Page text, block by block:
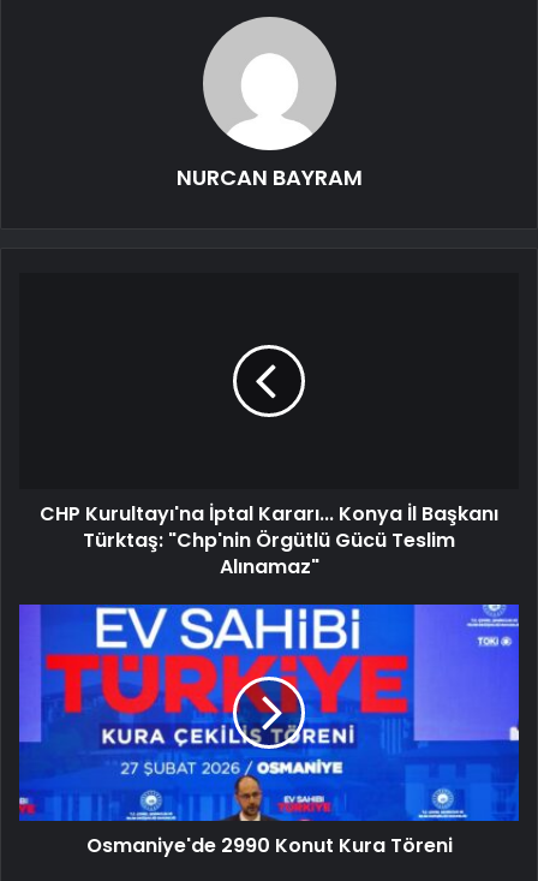
NURCAN BAYRAM
CHP Kurultayı'na İptal Kararı... Konya İl Başkanı
Türktaş: "Chp'nin Örgütlü Gücü Teslim
Alınamaz"
Osmaniye'de 2990 Konut Kura Töreni